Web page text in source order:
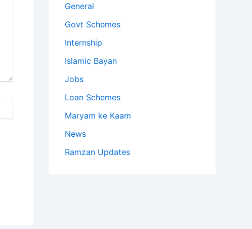
General
Govt Schemes
Internship
Islamic Bayan
Jobs
Loan Schemes
Maryam ke Kaam
News
Ramzan Updates